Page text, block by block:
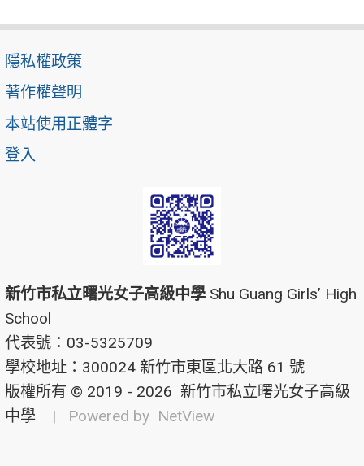
隱私權政策
著作權聲明
本站使用正體字
登入
新竹市私立曙光女子高級中學 Shu Guang Girls’ High
School
代表號：03-5325709
學校地址：300024 新竹市東區北大路 61 號
版權所有 © 2019 - 2026 新竹市私立曙光女子高級
中學
| Powered by NetView